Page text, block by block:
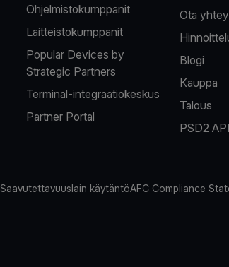
Ohjelmistokumppanit
Laitteistokumppanit
Popular Devices by
Strategic Partners
Terminal-integraatiokeskus
Partner Portal
Ota
Blogi
Kauppa
Talous
PSD2 API
Saavutettavuuslain käytäntöAFC Compliance